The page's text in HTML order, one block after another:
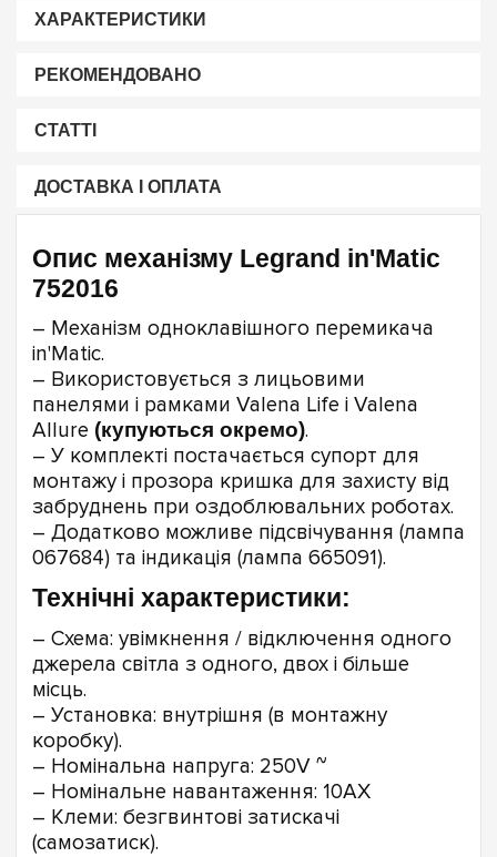
ХАРАКТЕРИСТИКИ
РЕКОМЕНДОВАНО
СТАТТІ
ДОСТАВКА І ОПЛАТА
Опис механізму Legrand in'Matic
752016
– Механізм одноклавішного перемикача
in'Matic.
– Використовується з лицьовими
панелями і рамками Valena Life і Valena
Allure (купуються окремо).
– У комплекті постачається супорт для
монтажу і прозора кришка для захисту від
забруднень при оздоблювальних роботах.
– Додатково можливе підсвічування (лампа
067684) та індикація (лампа 665091).
Технічні характеристики:
– Схема: увімкнення / відключення одного
джерела світла з одного, двох і більше
місць.
– Установка: внутрішня (в монтажну
коробку).
– Номінальна напруга: 250V ~
– Номінальне навантаження: 10AX
– Клеми: безгвинтові затискачі
(самозатиск).